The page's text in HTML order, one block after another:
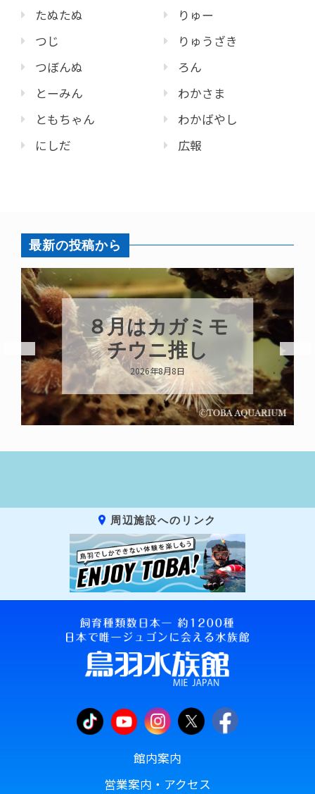
たぬたぬ
つじ
つぼんぬ
とーみん
ともちゃん
にしだ
りゅー
りゅうざき
ろん
わかさま
わかばやし
広報
最新の投稿から
８月はカガミモ
チウニ推し
2026年8月8日
新
キ
周辺施設へのリンク
館内案内
営業案内・アクセス